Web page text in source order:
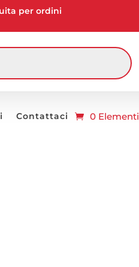
per ordini
Contattaci 0 Elementi